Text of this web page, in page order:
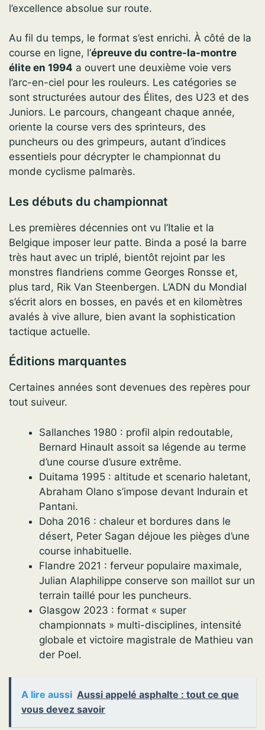
l’excellence absolue sur route.
Au fil du temps, le format s’est enrichi. À côté de la
course en ligne, l’épreuve du contre-la-montre
élite en 1994 a ouvert une deuxième voie vers
l’arc-en-ciel pour les rouleurs. Les catégories se
sont structurées autour des Élites, des U23 et des
Juniors. Le parcours, changeant chaque année,
oriente la course vers des sprinteurs, des
puncheurs ou des grimpeurs, autant d’indices
essentiels pour décrypter le championnat du
monde cyclisme palmarès.
Les débuts du championnat
Les premières décennies ont vu l’Italie et la
Belgique imposer leur patte. Binda a posé la barre
très haut avec un triplé, bientôt rejoint par les
monstres flandriens comme Georges Ronsse et,
plus tard, Rik Van Steenbergen. L’ADN du Mondial
s’écrit alors en bosses, en pavés et en kilomètres
avalés à vive allure, bien avant la sophistication
tactique actuelle.
Éditions marquantes
Certaines années sont devenues des repères pour
tout suiveur.
Sallanches 1980 : profil alpin redoutable,
Bernard Hinault assoit sa légende au terme
d’une course d’usure extrême.
Duitama 1995 : altitude et scenario haletant,
Abraham Olano s’impose devant Indurain et
Pantani.
Doha 2016 : chaleur et bordures dans le
désert, Peter Sagan déjoue les pièges d’une
course inhabituelle.
Flandre 2021 : ferveur populaire maximale,
Julian Alaphilippe conserve son maillot sur un
terrain taillé pour les puncheurs.
Glasgow 2023 : format « super
championnats » multi-disciplines, intensité
globale et victoire magistrale de Mathieu van
der Poel.
A lire aussi Aussi appelé asphalte : tout ce que
vous devez savoir